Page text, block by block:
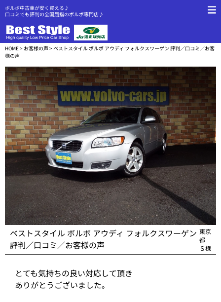
ボルボ中古車が安く買える♪
口コミでも評判の全国屈指のボルボ専門店♪
HOME> お客様の声> ベストスタイル ボルボ アウディ フォルクスワーゲン 評判／口コミ／お客
様の声
ベストスタイル ボルボ アウディ フォルクスワーゲン
評判／口コミ／お客様の声
東京
都
Ｓ様
とても気持ちの良い対応して頂き
ありがとうございました。